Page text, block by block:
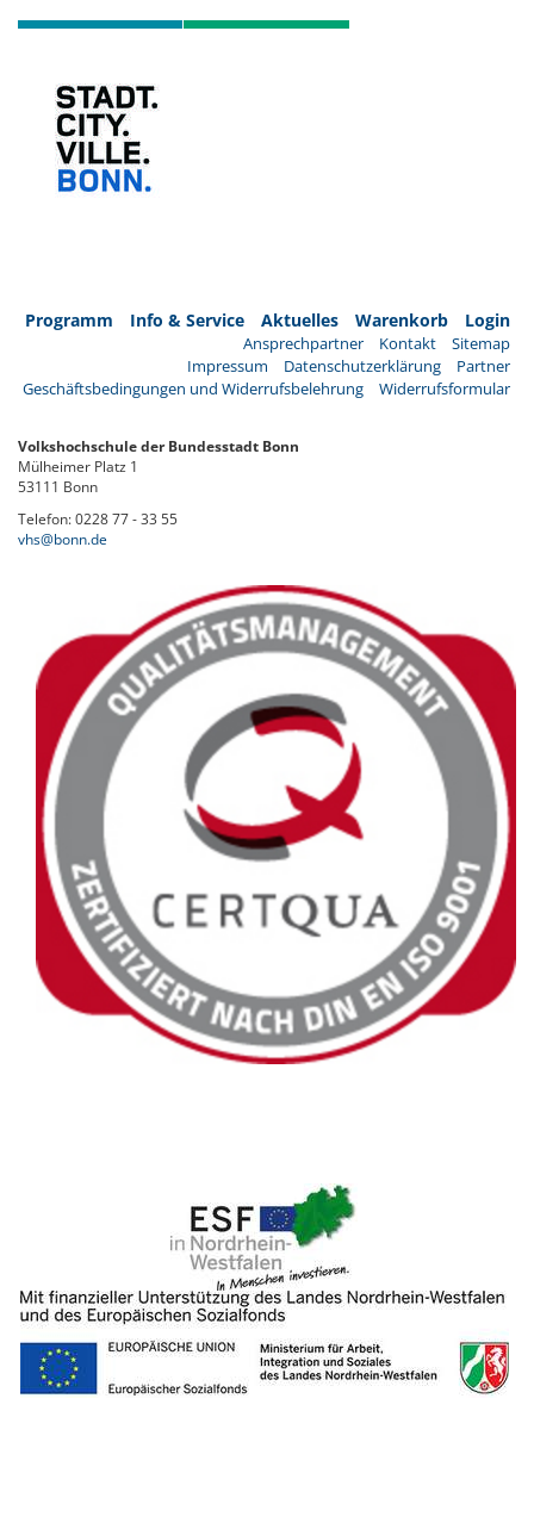
Programm Info & Service Aktuelles Warenkorb Login
Ansprechpartner Kontakt
Sitemap
Impressum
Datenschutzerklärung
Partner
Geschäftsbedingungen und Widerrufsbelehrung
Widerrufsformular
Volkshochschule der Bundesstadt Bonn
Mülheimer Platz 1
53111 Bonn
Telefon: 0228 77 - 33 55
vhs@bonn.de